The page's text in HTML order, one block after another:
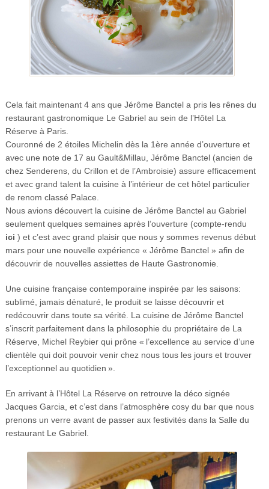
Cela fait maintenant 4 ans que Jérôme Banctel a pris les rênes du
restaurant gastronomique Le Gabriel au sein de l’Hôtel La
Réserve à Paris.
Couronné de 2 étoiles Michelin dès la 1ère année d’ouverture et
avec une note de 17 au Gault&Millau, Jérôme Banctel (ancien de
chez Senderens, du Crillon et de l’Ambroisie) assure efficacement
et avec grand talent la cuisine à l’intérieur de cet hôtel particulier
de renom classé Palace.
Nous avions découvert la cuisine de Jérôme Banctel au Gabriel
seulement quelques semaines après l’ouverture (compte-rendu
ici ) et c’est avec grand plaisir que nous y sommes revenus début
mars pour une nouvelle expérience « Jérôme Banctel » afin de
découvrir de nouvelles assiettes de Haute Gastronomie.
Une cuisine française contemporaine inspirée par les saisons:
sublimé, jamais dénaturé, le produit se laisse découvrir et
redécouvrir dans toute sa vérité. La cuisine de Jérôme Banctel
s’inscrit parfaitement dans la philosophie du propriétaire de La
Réserve, Michel Reybier qui prône « l’excellence au service d’une
clientèle qui doit pouvoir venir chez nous tous les jours et trouver
l’exceptionnel au quotidien ».
En arrivant à l’Hôtel La Réserve on retrouve la déco signée
Jacques Garcia, et c’est dans l’atmosphère cosy du bar que nous
prenons un verre avant de passer aux festivités dans la Salle du
restaurant Le Gabriel.